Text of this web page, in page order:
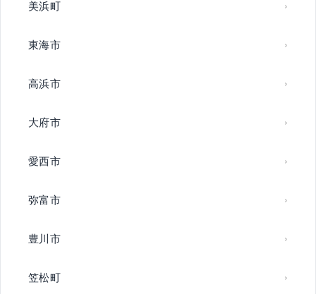
美浜町
東海市
高浜市
大府市
愛西市
弥富市
豊川市
笠松町